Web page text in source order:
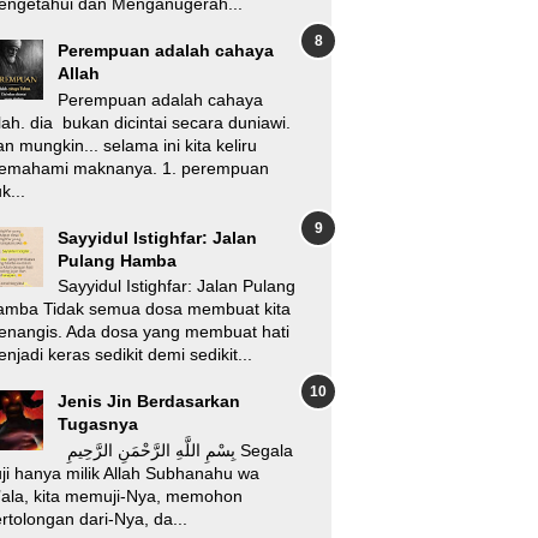
Perempuan adalah cahaya
Allah
Perempuan adalah cahaya
dia bukan dicintai secara duniawi.
mungkin... selama ini kita keliru
maknanya. 1. perempuan
Sayyidul Istighfar: Jalan
Pulang Hamba
Sayyidul Istighfar: Jalan Pulang
Tidak semua dosa membuat kita
Ada dosa yang membuat hati
keras sedikit demi sedikit...
Jenis Jin Berdasarkan
Tugasnya
hanya milik Allah Subhanahu wa
kita memuji-Nya, memohon
dari-Nya, da...